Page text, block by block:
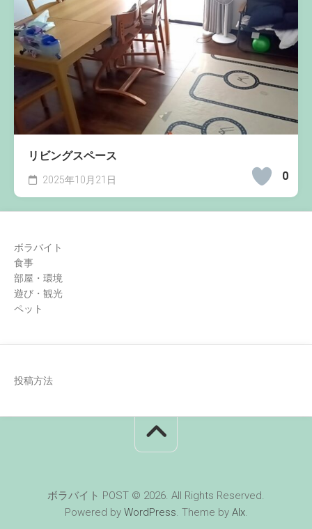
リビングスペース
0
2025年10月21日
ボラバイト
食事
部屋・環境
遊び・観光
ペット
投稿方法
ボラバイト POST © 2026. All Rights Reserved.
Powered by WordPress. Theme by Alx.